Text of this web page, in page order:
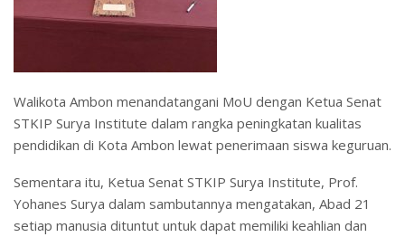
Walikota Ambon menandatangani MoU dengan Ketua Senat
STKIP Surya Institute dalam rangka peningkatan kualitas
pendidikan di Kota Ambon lewat penerimaan siswa keguruan.
Sementara itu, Ketua Senat STKIP Surya Institute, Prof.
Yohanes Surya dalam sambutannya mengatakan, Abad 21
setiap manusia dituntut untuk dapat memiliki keahlian dan